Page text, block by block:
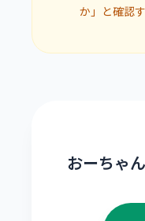
か」と確認
おーちゃ